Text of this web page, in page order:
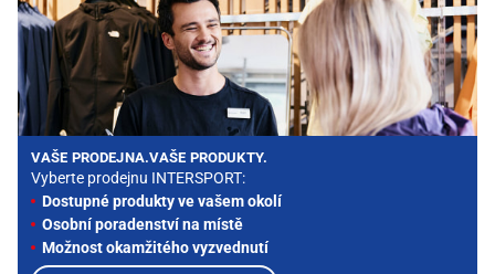
VAŠE PRODEJNA.VAŠE PRODUKTY.
Vyberte prodejnu INTERSPORT:
Dostupné produkty ve vašem okolí
Osobní poradenství na místě
Možnost okamžitého vyzvednutí